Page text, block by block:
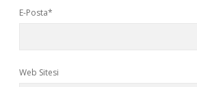
E-Posta*
Web Sitesi